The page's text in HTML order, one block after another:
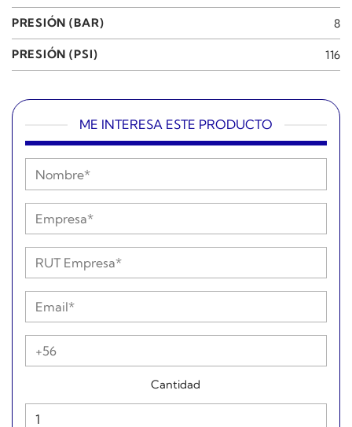
PRESIÓN (BAR) 8
PRESIÓN (PSI) 116
ME INTERESA ESTE PRODUCTO
Cantidad